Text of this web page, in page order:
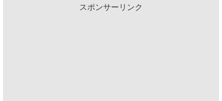
スポンサーリンク